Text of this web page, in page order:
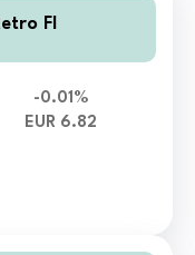
FI
-0.01%
EUR 6.82